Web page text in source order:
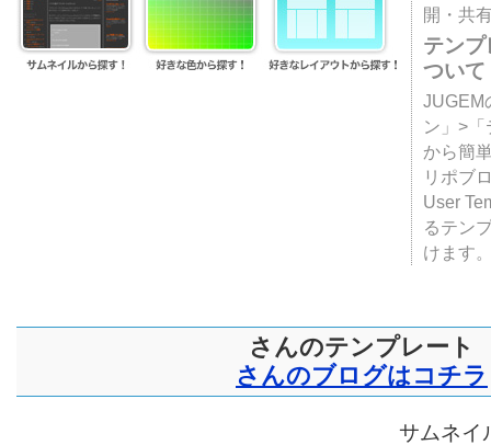
開・共
テン
ついて
JUGEM
ン」>
から簡
リポブ
User
るテン
けます
さんのテンプレート
さんのブログはコチラ
サムネイ